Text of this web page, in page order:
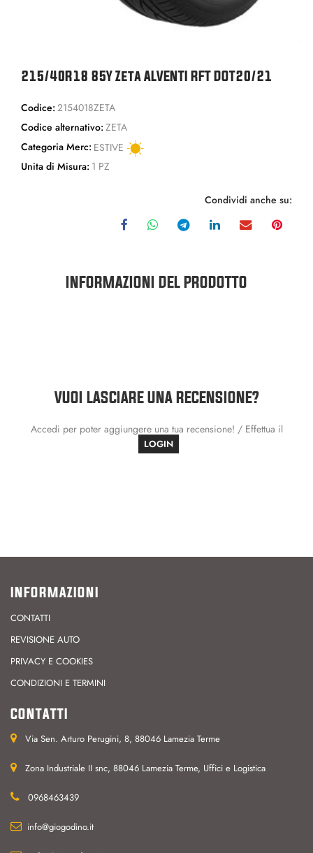
215/40R18 85Y Zeta ALVENTI RFT DOT20/21
Codice: 2154018ZETA
Codice alternativo: ZETA
Categoria Merc: ESTIVE
Unita di Misura: 1 PZ
Condividi anche su:
INFORMAZIONI DEL PRODOTTO
VUOI LASCIARE UNA RECENSIONE?
Accedi per poter aggiungere una tua recensione! / Effettua il
LOGIN
INFORMAZIONI
CONTATTI
REVISIONE AUTO
PRIVACY E COOKIES
CONDIZIONI E TERMINI
CONTATTI
Via Sen. Arturo Perugini, 8, 88046 Lamezia Terme
Zona Industriale II snc, 88046 Lamezia Terme, Uffici e Logistica
0968463439
info@giogodino.it